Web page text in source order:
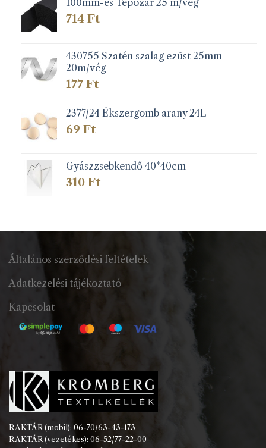
100mm-es Tépözár 25 m/vég
714 Ft
430755 Szatén szalag ezüst 25mm
20m/vég
177 Ft
2377/24 Ékszergomb arany 24L
69 Ft
Gyászzsebkendő 40*40cm
310 Ft
Általános szerződési feltételek
Adatkezelési tájékoztató
Kapcsolat
RAKTÁR (mobil): 06-70/63-43-173
RAKTÁR (vezetékes): 06-52/77-22-00